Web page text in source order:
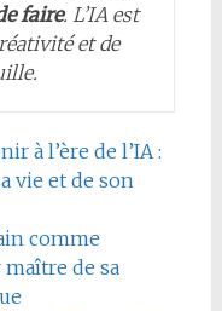
faire. L’IA est
et de
à l’ère de l’IA :
vie et de son
comme
de sa